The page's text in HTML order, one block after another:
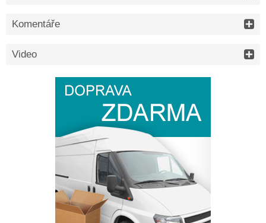
Komentáře
Video